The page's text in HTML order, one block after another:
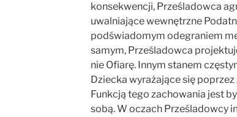
konsekwencji, Prześladowca
uwalniające wewnętrzne
podświadomym odegraniem
samym, Prześladowca
nie Ofiarę. Innym stanem
Dziecka wyrażające się poprzez
Funkcją tego zachowania jest
sobą. W oczach Prześladowcy